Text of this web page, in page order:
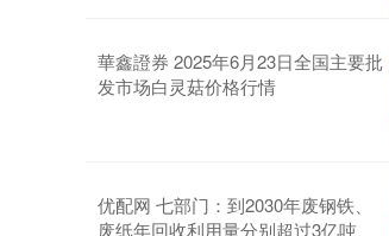
華鑫證券 2025年6月23日全国主要批
发市场白灵菇价格行情
优配网 七部门：到2030年废钢铁、
废纸年回收利用量分别超过3亿吨、